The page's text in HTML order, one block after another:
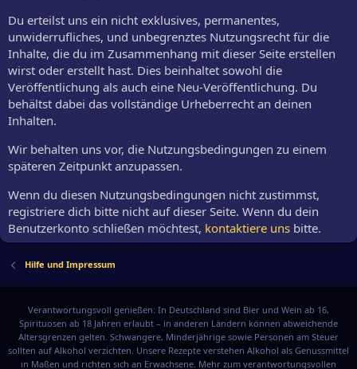
Du erteilst uns ein nicht exklusives, permanentes,
unwiderrufliches, und unbegrenztes Nutzungsrecht für die
Inhalte, die du im Zusammenhang mit dieser Seite erstellen
wirst oder erstellt hast. Dies beinhaltet sowohl die
Veröffentlichung als auch eine Neu-Veröffentlichung. Du
behältst dabei das vollständige Urheberrecht an deinen
Inhalten.
Wir behalten uns vor, die Nutzungsbedingungen zu einem
späteren Zeitpunkt anzupassen.
Wenn du diesen Nutzungsbedingungen nicht zustimmst,
registriere dich bitte nicht auf dieser Seite. Wenn du dein
Benutzerkonto schließen möchtest, kontaktiere uns bitte.
Hilfe und Impressum
Verantwortungsvoll genießen: In Deutschland sind Bier und Wein ab 16,
Spirituosen ab 18 Jahren erlaubt – in anderen Ländern können abweichende
Altersgrenzen gelten. Schwangere, Minderjährige sowie Personen am Steuer
sollten auf Alkohol verzichten. Unsere Rezepte verstehen Alkohol als Genussmittel
in Maßen und richten sich an Erwachsene. Mehr zum verantwortungsvollen